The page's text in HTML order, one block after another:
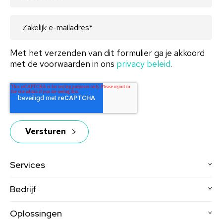
15%
Met het verzenden van dit formulier ga je akkoord
met de voorwaarden in ons privacy beleid.
Services
Bedrijf
Oplossingen